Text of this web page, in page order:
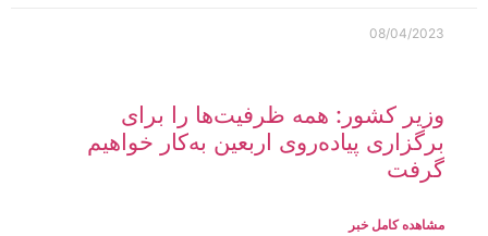
08/04/2023
وزیر کشور: همه ظرفیت‌ها را برای
برگزاری پیاده‌روی اربعین به‌کار خواهیم
گرفت
مشاهده کامل خبر